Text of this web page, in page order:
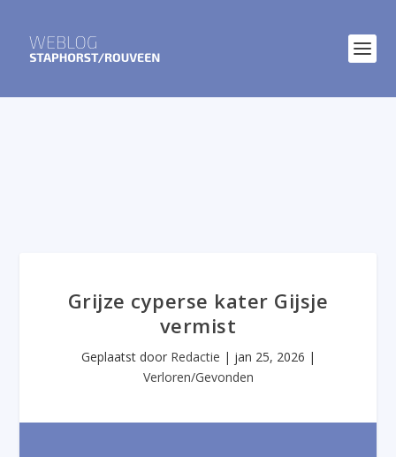
Grijze cyperse kater Gijsje
vermist
Geplaatst door Redactie | jan 25, 2026 |
Verloren/Gevonden